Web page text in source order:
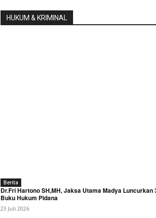
HUKUM & KRIMINAL
Berita
Dr.Fri Hartono SH,MH, Jaksa Utama Madya Luncurkan
Buku Hukum Pidana
23 Juli 2026